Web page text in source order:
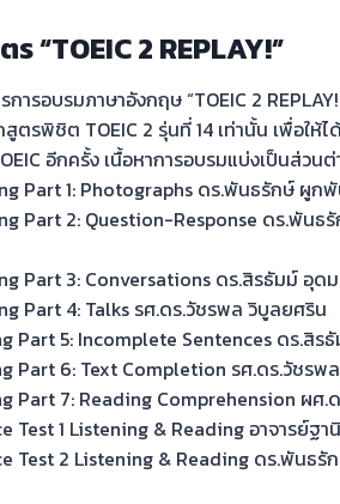
“TOEIC 2 REPLAY!”
ารอบรมภาษาอังกฤษ “TOEIC 2
ตรพิชิต TOEIC 2 รุ่นที่ 14 เท่านั้น เพื่อให้
อีกครั้ง เนื้อหาการอบรมแบ่งเป็นส่วน
Part 1: Photographs ดร.พันธรักษ์ ผูก
Part 2: Question-Response ดร.พันธ
Part 3: Conversations ดร.สิรธัมม์ อุด
Part 4: Talks รศ.ดร.วัชรพล วิบูลยศริน
Part 5: Incomplete Sentences ดร.สิร
Part 6: Text Completion รศ.ดร.วัชรพ
Part 7: Reading Comprehension ผศ
Test 1 Listening & Reading อาจารย์ฐา
Test 2 Listening & Reading ดร.พันธรั